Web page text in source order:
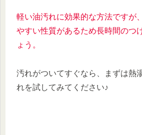
軽い油汚れに効果的な方法ですが
やすい性質があるため長時間のつ
ょう。
汚れがついてすぐなら、まずは熱
れを試してみてください♪